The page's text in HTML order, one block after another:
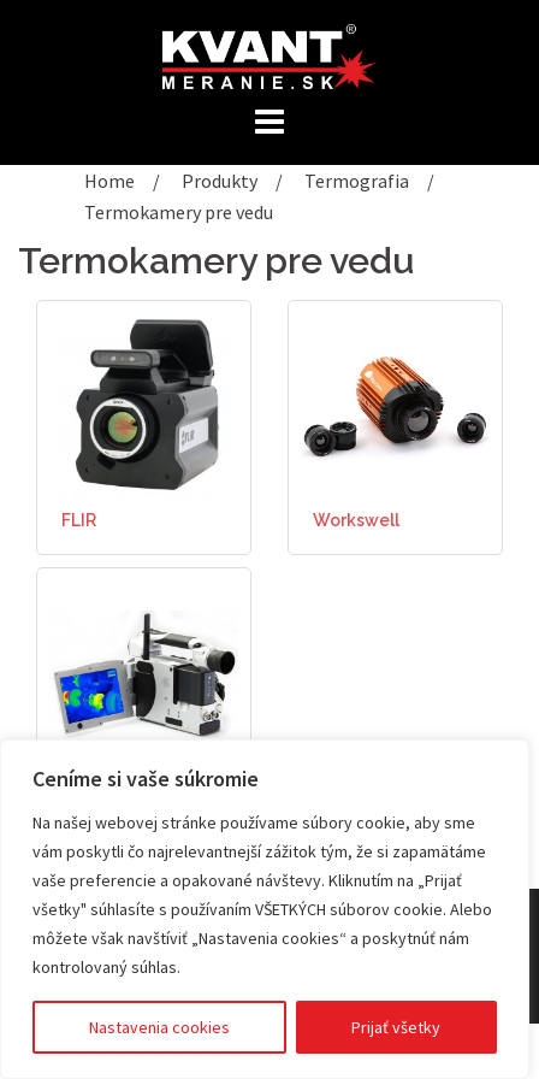
Ceníme si vaše súkromie
Na našej webovej stránke používame súbory cookie, aby sme
vám poskytli čo najrelevantnejší zážitok tým, že si zapamätáme
vaše preferencie a opakované návštevy. Kliknutím na „Prijať
všetky" súhlasíte s používaním VŠETKÝCH súborov cookie. Alebo
môžete však navštíviť „Nastavenia cookies“ a poskytnúť nám
kontrolovaný súhlas.
Nastavenia cookies Prijať všetky
Home / Produkty / Termografia
/
Termokamery pre vedu
Termokamery pre vedu
FLIR Workswell
InfraTec
© 2026 KVANT spol. s r.o.